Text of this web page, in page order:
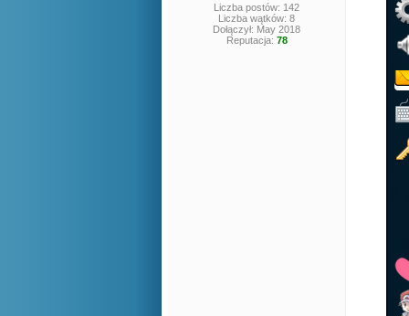
Liczba postów: 142
Liczba wątków: 8
Dołączył: May 2018
Reputacja: 78